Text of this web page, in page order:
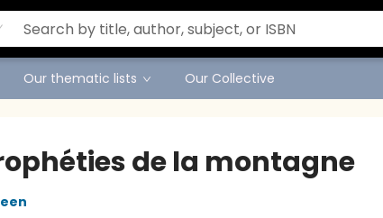
Our thematic lists Our Collective
de la montagne